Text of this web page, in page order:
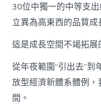
30位中獨一的中等支
立異為高東西的品質成
這是成長空間不竭拓
從年夜範圍“引出去”到
放型經濟新體系體例
間。